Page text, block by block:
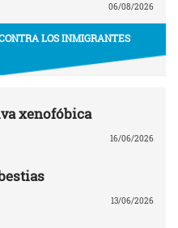
06/08/2026
LOS INMIGRANTES
xenofóbica
16/06/2026
13/06/2026